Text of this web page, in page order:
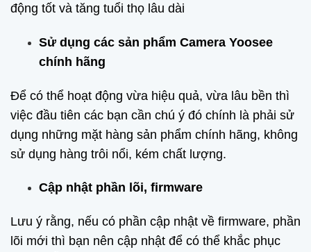
động tốt và tăng tuổi thọ lâu dài
Sử dụng các sản phẩm Camera Yoosee
chính hãng
Để có thể hoạt động vừa hiệu quả, vừa lâu bền thì
việc đầu tiên các bạn cần chú ý đó chính là phải sử
dụng những mặt hàng sản phẩm chính hãng, không
sử dụng hàng trôi nổi, kém chất lượng.
Cập nhật phần lõi, firmware
Lưu ý rằng, nếu có phần cập nhật về firmware, phần
lõi mới thì bạn nên cập nhật để có thể khắc phục